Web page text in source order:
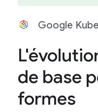
Google
de base
formes